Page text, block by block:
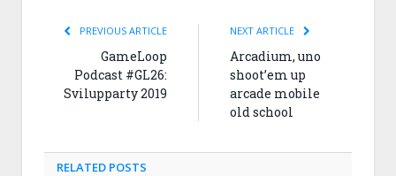
PREVIOUS ARTICLE
GameLoop
Podcast #GL26:
Svilupparty 2019
NEXT ARTICLE
Arcadium, uno
shoot’em up
arcade mobile
old school
RELATED POSTS